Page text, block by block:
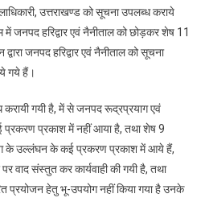
उत्तराखण्ड को सूचना उपलब्ध कराये
जनपद हरिद्वार एवं नैनीताल को छोड़कर शेष 11
जनपद हरिद्वार एवं नैनीताल को सूचना
गये हैं।
गयी है, में से जनपद रूद्रप्रयाग एवं
प्रकरण प्रकाश में नहीं आया है, तथा शेष 9
के उल्लंघन के कई प्रकरण प्रकाश में आये हैं,
संस्तुत कर कार्यवाही की गयी है, तथा
प्रयोजन हेतु भू-उपयोग नहीं किया गया है उनके